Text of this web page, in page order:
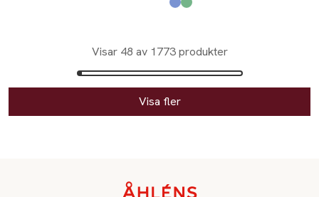
Produkten finns i färgerna:
Blue,
Green
Visar 48 av 1773 produkter
Visa fler